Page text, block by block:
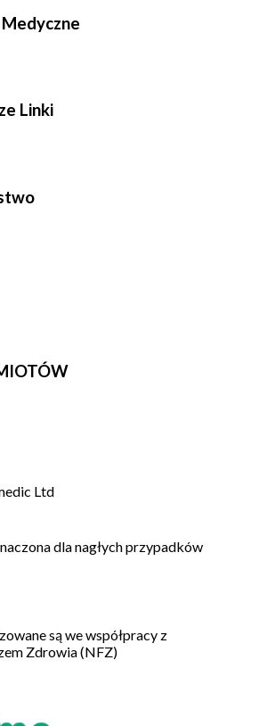
Linki
Ltd
dla nagłych przypadków
są we współpracy z
Zdrowia (NFZ)